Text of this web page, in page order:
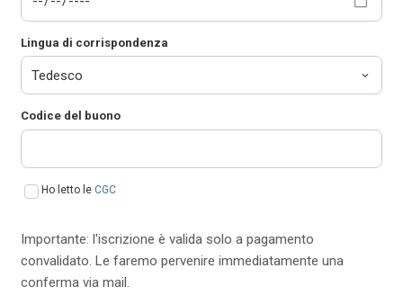
Lingua di corrispondenza
Codice del buono
Ho letto le CGC
Importante: l'iscrizione è valida solo a pagamento
convalidato. Le faremo pervenire immediatamente una
conferma via mail.